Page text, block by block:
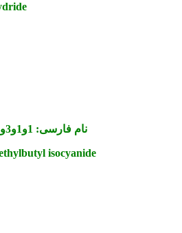
نام فارسی: 1و1و3و3 تترا متیل بوتیل ایزوسیانید
isocyanide